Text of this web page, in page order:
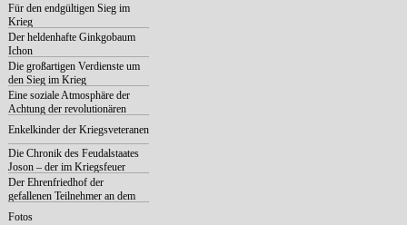
Für den endgültigen Sieg im
Krieg
Der heldenhafte Ginkgobaum
Ichon
Die großartigen Verdienste um
den Sieg im Krieg
Eine soziale Atmosphäre der
Achtung der revolutionären
Vorkämpfer
Enkelkinder der Kriegsveteranen
Die Chronik des Feudalstaates
Joson – der im Kriegsfeuer
gerettete Staatsschatz
Der Ehrenfriedhof der
gefallenen Teilnehmer an dem
Vaterländischen Befreiungskrieg
Fotos